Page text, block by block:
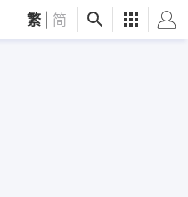
繁 简